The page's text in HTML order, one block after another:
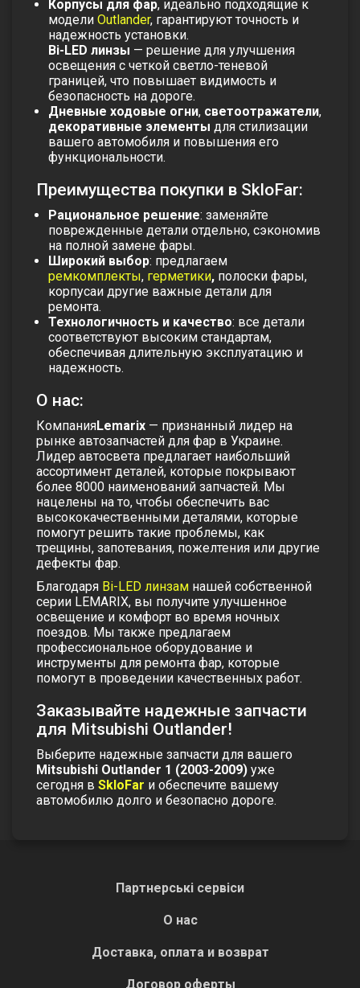
Корпусы для фар, идеально подходящие к
модели Outlander, гарантируют точность и
надежность установки.
Bi-LED линзы — решение для улучшения
освещения с четкой светло-теневой
границей, что повышает видимость и
безопасность на дороге.
Дневные ходовые огни, светоотражатели,
декоративные элементы для стилизации
вашего автомобиля и повышения его
функциональности.
Преимущества покупки в SkloFar:
Рациональное решение: заменяйте
поврежденные детали отдельно, сэкономив
на полной замене фары.
Широкий выбор: предлагаем
ремкомплекты, герметики, полоски фары,
корпусаи другие важные детали для
ремонта.
Технологичность и качество: все детали
соответствуют высоким стандартам,
обеспечивая длительную эксплуатацию и
надежность.
О нас:
КомпанияLemarix — признанный лидер на
рынке автозапчастей для фар в Украине.
Лидер автосвета предлагает наибольший
ассортимент деталей, которые покрывают
более 8000 наименований запчастей. Мы
нацелены на то, чтобы обеспечить вас
высококачественными деталями, которые
помогут решить такие проблемы, как
трещины, запотевания, пожелтения или другие
дефекты фар.
Благодаря Bi-LED линзам нашей собственной
серии LEMARIX, вы получите улучшенное
освещение и комфорт во время ночных
поездов. Мы также предлагаем
профессиональное оборудование и
инструменты для ремонта фар, которые
помогут в проведении качественных работ.
Заказывайте надежные запчасти
для Mitsubishi Outlander!
Выберите надежные запчасти для вашего
Mitsubishi Outlander 1 (2003-2009) уже
сегодня в SkloFar и обеспечите вашему
автомобилю долго и безопасно дороге.
Партнерські сервіси
О нас
Доставка, оплата и возврат
Договор оферты